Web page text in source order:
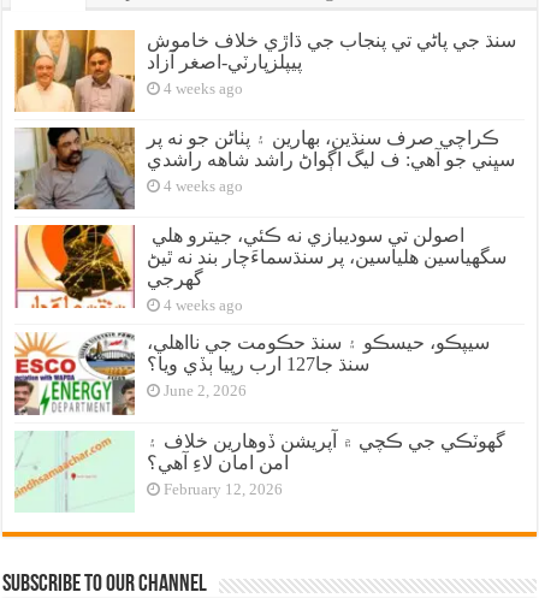
سنڌ جي پاڻي تي پنجاب جي ڌاڙي خلاف خاموش
پيپلزپارٽي-اصغر آزاد
4 weeks ago
ڪراچي صرف سنڌين، بهارين ۽ پٺاڻن جو نه پر
سڀني جو آهي: ف ليگ اڳواڻ راشد شاهه راشدي
4 weeks ago
سگهياسين هلياسين، پر سنڌسماءَچار بند نه ٿيڻ
گهرجي
4 weeks ago
سيپڪو، حيسڪو ۽ سنڌ حڪومت جي نااهلي،
سنڌ جا127 ارب رپيا ٻڏي ويا؟
June 2, 2026
گهوٽڪي جي ڪچي ۾ آپريشن ڏوهارين خلاف ۽
امن امان لاءِ آهي؟
February 12, 2026
Subscribe to our Channel